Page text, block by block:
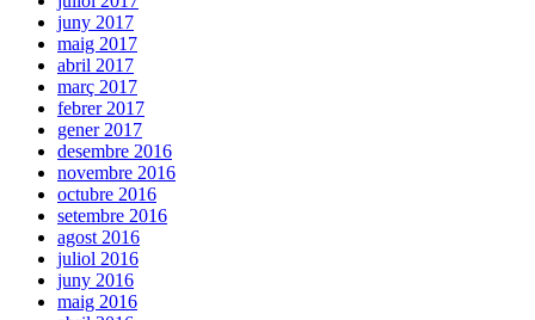
juny 2017
maig 2017
abril 2017
març 2017
febrer 2017
gener 2017
desembre 2016
novembre 2016
octubre 2016
setembre 2016
agost 2016
juliol 2016
juny 2016
maig 2016